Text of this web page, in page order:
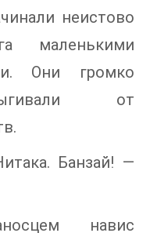
неистово
маленькими
Они громко
от
Банзай! —
навис